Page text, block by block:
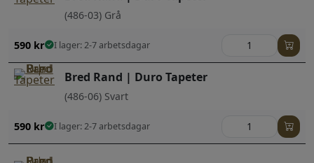
(486-03) Grå
590 kr I lager: 2-7 arbetsdagar
Bred Rand | Duro Tapeter
(486-06) Svart
590 kr I lager: 2-7 arbetsdagar